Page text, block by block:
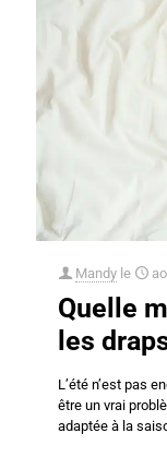
Mandy le
Quelle
les
L’été n’est pas
être un vrai
adaptée à la